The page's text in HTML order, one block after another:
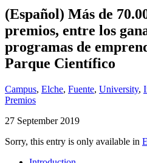
(Español) Más de
premios, entre los
programas de
Parque Científico
Campus, Elche, Fuente, University,
Premios
27 September 2019
Sorry, this entry is only available in